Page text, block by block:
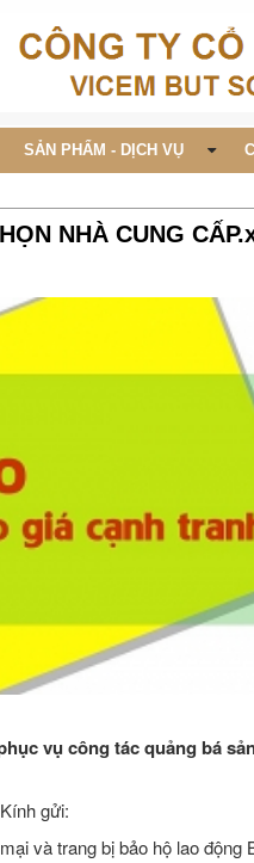
SẢN PHẨM - DỊCH VỤ
NHÀ CUNG
vụ công tác quảng bá
Kính gửi:
và trang bị bảo hộ lao động